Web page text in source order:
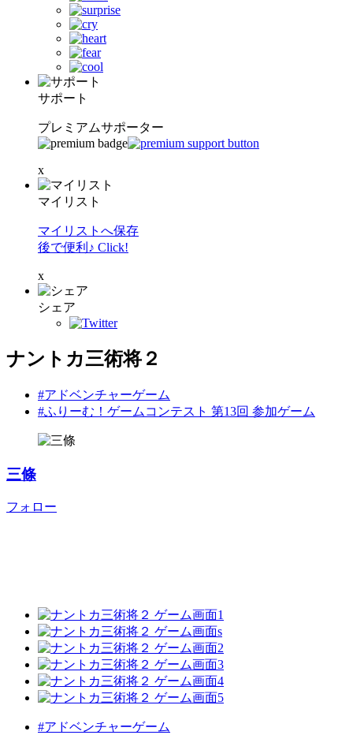
サポート
プレミアムサポーター
x
マイリスト
マイリストへ保存
後で便利♪ Click!
x
シェア
ナントカ三術将２
#アドベンチャーゲーム
#ふりーむ！ゲームコンテスト 第13回 参加ゲーム
三條
フォロー
#アドベンチャーゲーム